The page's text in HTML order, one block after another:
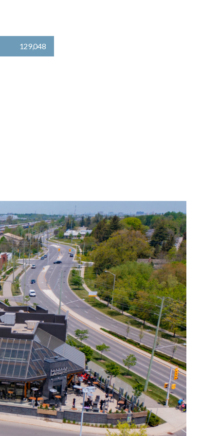
129,048